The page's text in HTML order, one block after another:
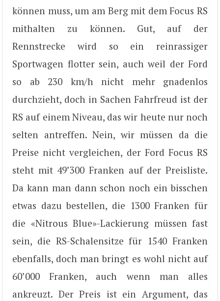
können muss, um am Berg mit dem Focus RS
mithalten zu können. Gut, auf der
Rennstrecke wird so ein reinrassiger
Sportwagen flotter sein, auch weil der Ford
so ab 230 km/h nicht mehr gnadenlos
durchzieht, doch in Sachen Fahrfreud ist der
RS auf einem Niveau, das wir heute nur noch
selten antreffen. Nein, wir müssen da die
Preise nicht vergleichen, der Ford Focus RS
steht mit 49’300 Franken auf der Preisliste.
Da kann man dann schon noch ein bisschen
etwas dazu bestellen, die 1300 Franken für
die «Nitrous Blue»-Lackierung müssen fast
sein, die RS-Schalensitze für 1540 Franken
ebenfalls, doch man bringt es wohl nicht auf
60’000 Franken, auch wenn man alles
ankreuzt. Der Preis ist ein Argument, das